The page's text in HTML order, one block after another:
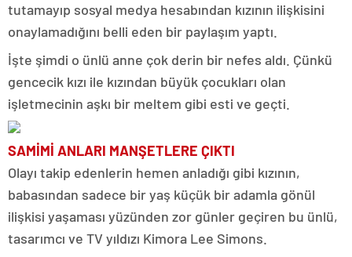
tutamayıp sosyal medya hesabından kızının ilişkisini
onaylamadığını belli eden bir paylaşım yaptı.
İşte şimdi o ünlü anne çok derin bir nefes aldı. Çünkü
gencecik kızı ile kızından büyük çocukları olan
işletmecinin aşkı bir meltem gibi esti ve geçti.
SAMİMİ ANLARI MANŞETLERE ÇIKTI
Olayı takip edenlerin hemen anladığı gibi kızının,
babasından sadece bir yaş küçük bir adamla gönül
ilişkisi yaşaması yüzünden zor günler geçiren bu ünlü,
tasarımcı ve TV yıldızı Kimora Lee Simons.